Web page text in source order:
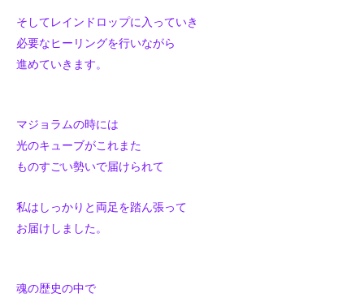
そしてレインドロップに入っていき
必要なヒーリングを行いながら
進めていきます。
マジョラムの時には
光のキューブがこれまた
ものすごい勢いで届けられて
私はしっかりと両足を踏ん張って
お届けしました。
魂の歴史の中で